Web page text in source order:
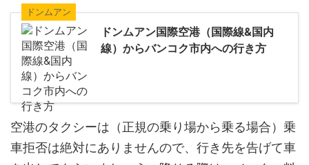
ドンムアン
ドンムアン国際空港（国際線&国内
線）からバンコク市内への行き方
空港のタクシーは（正規の乗り場から乗る場合）乗
車拒否は絶対にありませんので、行き先を告げて車